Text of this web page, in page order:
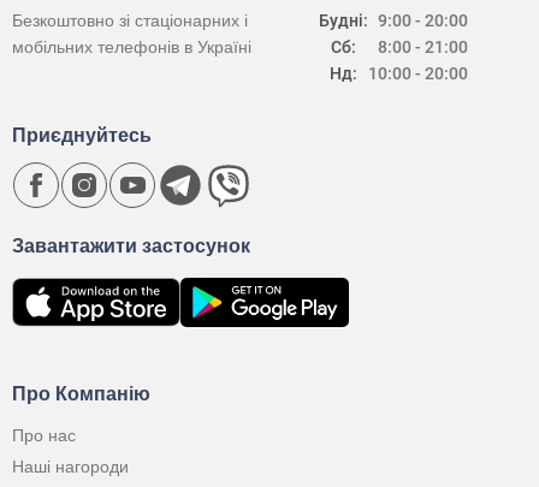
Будні:
Сб:
Нд:
9:00 - 20:00
8:00 - 21:00
10:00 - 20:00
Безкоштовно зі стаціонарних і
мобільних телефонів в Україні
Про Компанію
Про нас
Наші нагороди
Завантажити застосунок
Приєднуйтесь